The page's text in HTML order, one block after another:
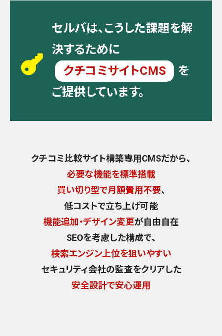
セルバは、こうした課題を解
決するために
クチコミサイトCMS
を
ご提供しています。
クチコミ比較サイト構築専用CMSだから、
必要な機能を標準搭載
買い切り型で月額費用不要、
低コストで立ち上げ可能
機能追加・デザイン変更が自由自在
SEOを考慮した構成で、
検索エンジン上位を狙いやすい
セキュリティ会社の監査をクリアした
安全設計で安心運用